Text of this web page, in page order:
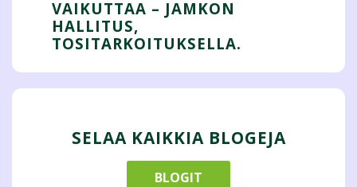
VAIKUTTAA – JAMKON
HALLITUS,
TOSITARKOITUKSELLA.
SELAA KAIKKIA BLOGEJA
BLOGIT